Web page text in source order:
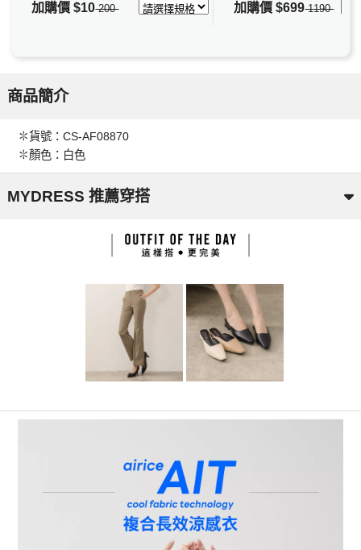
加購價$10200 加購價$6991190
商品簡介
✽貨號：CS-AF08870
✽顏色：白色
MYDRESS 推薦穿搭